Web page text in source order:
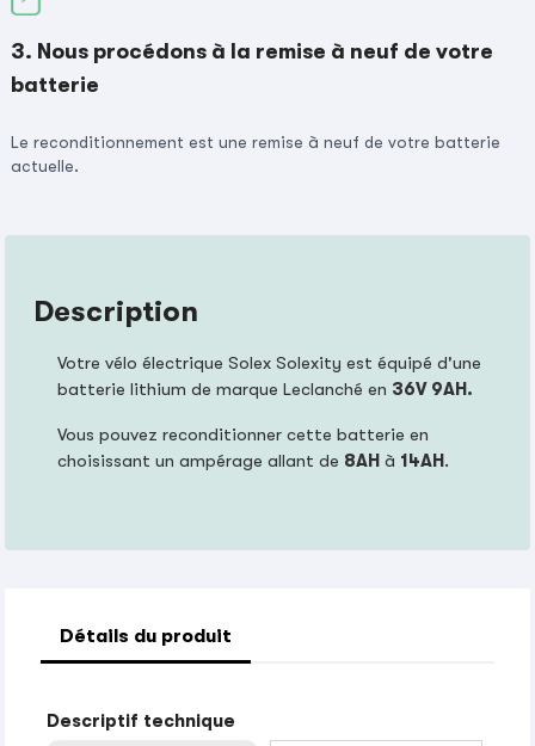
3. Nous procédons à la remise à neuf de votre
batterie
Le reconditionnement est une remise à neuf de votre batterie
actuelle.
Description
Votre vélo électrique Solex Solexity est équipé d'une
batterie lithium de marque Leclanché en 36V 9AH.
Vous pouvez reconditionner cette batterie en
choisissant un ampérage allant de 8AH à 14AH.
Détails du produit
Descriptif technique